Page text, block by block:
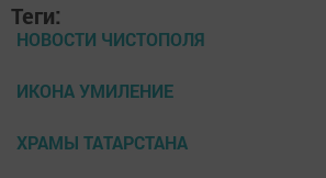
Теги:
НОВОСТИ ЧИСТОПОЛЯ
ИКОНА УМИЛЕНИЕ
ХРАМЫ ТАТАРСТАНА